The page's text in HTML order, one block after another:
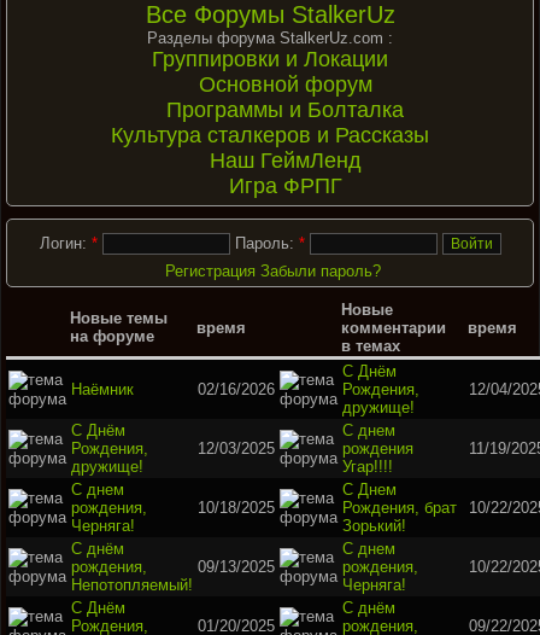
Все Форумы StalkerUz
Разделы форума StalkerUz.com :
Группировки и Локации
Основной форум
Программы и Болталка
Культура сталкеров и Рассказы
Наш ГеймЛенд
Игра ФРПГ
Логин: * Пароль: *
Регистрация Забыли пароль?
Новые темы
на форуме
время
Новые
комментарии
в темах
время
Наёмник 02/16/2026
С Днём
Рождения,
дружище!
12/04/
С Днём
Рождения,
дружище!
12/03/2025
С днем
рождения
Угар!!!!
11/19/
С днем
рождения,
Черняга!
10/18/2025
С Днем
Рождения, брат
Зорький!
10/22/
С днём
рождения,
Непотопляемый!
09/13/2025
С днем
рождения,
Черняга!
10/22/
С Днём
Рождения,
01/20/2025
С днём
рождения,
09/22/